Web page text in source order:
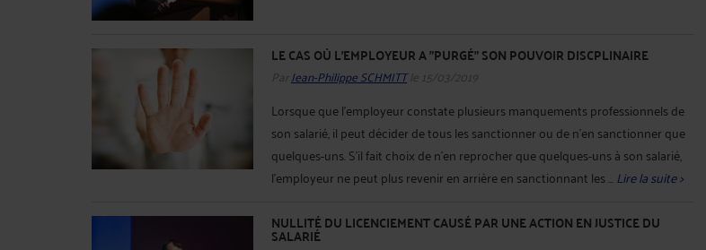
LE CAS OÙ L'EMPLOYEUR A "PURGÉ" SON POUVOIR DISCPLINAIRE
Par Jean-Philippe SCHMITTle 15/03/2019
Lorsque que l'employeur constate plusieurs manquements professionnels de
son salarié, il peut décider de tous les sanctionner ou de n'en sanctionner que
quelques-uns. S'il fait choix de n'en reprocher que quelques-uns à son salarié,
l'employeur ne peut plus revenir en arrière en sanctionnant les ...Lire la suite >
NULLITÉ DU LICENCIEMENT CAUSÉ PAR UNE ACTION EN JUSTICE DU
SALARIÉ